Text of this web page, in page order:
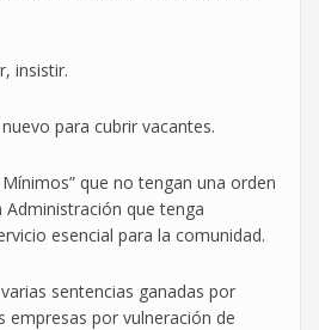
insistir.
para cubrir vacantes.
Mínimos” que no tengan una orden
Administración que tenga
esencial para la comunidad.
sentencias ganadas por
empresas por vulneración de